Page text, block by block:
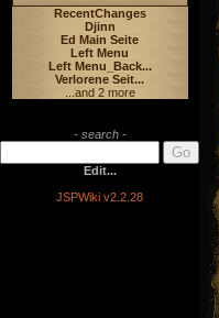
RecentChanges
Djinn
Ed Main Seite
Left Menu
Left Menu_Back...
Verlorene Seit...
...and 2 more
- search -
Edit...
JSPWiki v2.2.28